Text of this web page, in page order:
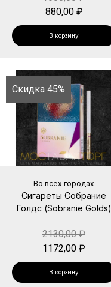
880,00 ₽
В корзину
Скидка 45%
Во всех городах
Сигареты Собрание
Голдс (Sobranie Golds)
2130,00₽
1172,00 ₽
В корзину